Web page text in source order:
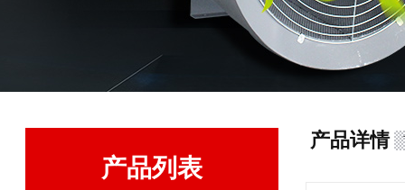
产品列表
产品详情